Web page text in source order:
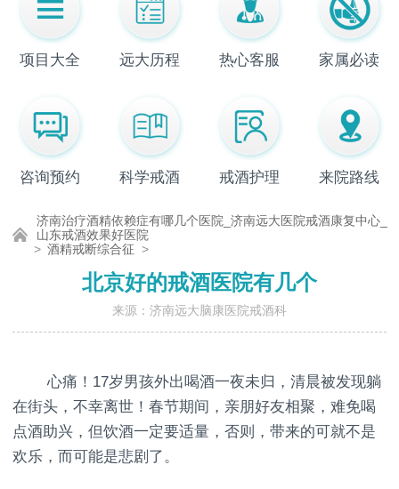
项目大全 远大历程 热心客服 家属必读
咨询预约 科学戒酒 戒酒护理 来院路线
济南治疗酒精依赖症有哪几个医院_济南远大医院戒酒康复中心_
山东戒酒效果好医院
> 酒精戒断综合征 >
北京好的戒酒医院有几个
来源：济南远大脑康医院戒酒科
心痛！17岁男孩外出喝酒一夜未归，清晨被发现躺
在街头，不幸离世！春节期间，亲朋好友相聚，难免喝
点酒助兴，但饮酒一定要适量，否则，带来的可就不是
欢乐，而可能是悲剧了。